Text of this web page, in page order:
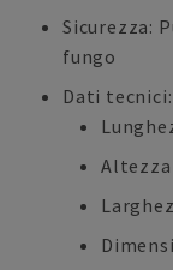
Sicurezza:
fungo
Dati tecnici: